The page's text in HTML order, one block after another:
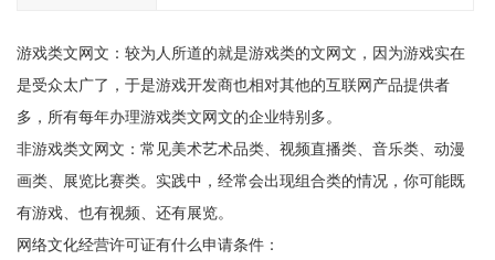
游戏类文网文：较为人所道的就是游戏类的文网文，因为游戏实在
是受众太广了，于是游戏开发商也相对其他的互联网产品提供者
多，所有每年办理游戏类文网文的企业特别多。
非游戏类文网文：常见美术艺术品类、视频直播类、音乐类、动漫
画类、展览比赛类。实践中，经常会出现组合类的情况，你可能既
有游戏、也有视频、还有展览。
网络文化经营许可证有什么申请条件：